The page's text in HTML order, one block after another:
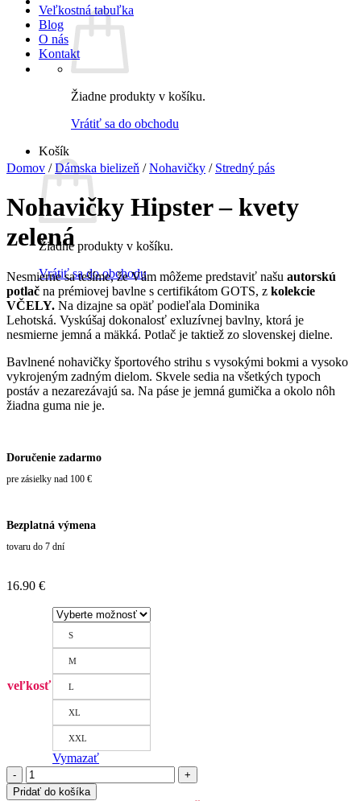
Žiadne produkty v košíku.
Vrátiť sa do obchodu
Košík
Žiadne produkty v košíku.
Vrátiť sa do obchodu
Veľkostná tabuľka
Blog
O nás
Kontakt
Domov / Dámska bielizeň / Nohavičky / Stredný pás
Nohavičky Hipster – kvety
zelená
Nesmierne sa tešíme, že Vám môžeme predstaviť našu autorskú
potlač na prémiovej bavlne s certifikátom GOTS, z kolekcie
VČELY. Na dizajne sa opäť podieľala Dominika
Lehotská. Vyskúšaj dokonalosť exluzívnej bavlny, ktorá je
nesmierne jemná a mäkká. Potlač je taktiež zo slovenskej dielne.
Bavlnené nohavičky športového strihu s vysokými bokmi a vysoko
vykrojeným zadným dielom. Skvele sedia na všetkých typoch
postáv a nezarezávajú sa. Na páse je jemná gumička a okolo nôh
žiadna guma nie je.
Doručenie zadarmo
pre zásielky nad 100 €
Bezplatná výmena
tovaru do 7 dní
16.90 €
veľkosť
S
M
L
XL
XXL
Vymazať
množstvo
Nohavičky
Pridať do košíka